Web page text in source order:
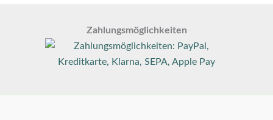
Zahlungsmöglichkeiten